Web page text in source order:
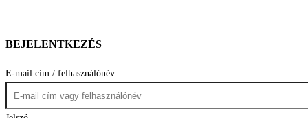
BEJELENTKEZÉS
E-mail cím / felhasználónév